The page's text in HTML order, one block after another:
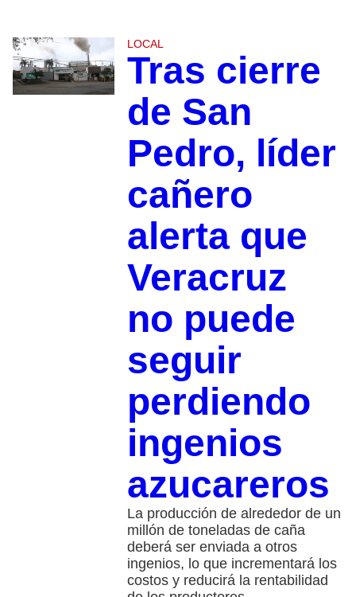
LOCAL
Tras cierre
de San
Pedro, líder
cañero
alerta que
Veracruz
no puede
seguir
perdiendo
ingenios
azucareros
La producción de alrededor de un
millón de toneladas de caña
deberá ser enviada a otros
ingenios, lo que incrementará los
costos y reducirá la rentabilidad